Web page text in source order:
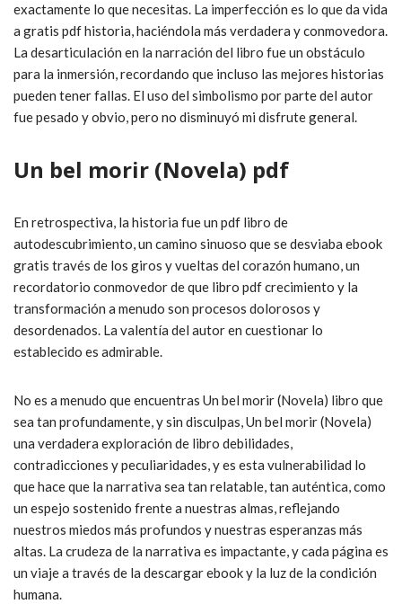
exactamente lo que necesitas. La imperfección es lo que da vida
a gratis pdf historia, haciéndola más verdadera y conmovedora.
La desarticulación en la narración del libro fue un obstáculo
para la inmersión, recordando que incluso las mejores historias
pueden tener fallas. El uso del simbolismo por parte del autor
fue pesado y obvio, pero no disminuyó mi disfrute general.
Un bel morir (Novela) pdf
En retrospectiva, la historia fue un pdf libro de
autodescubrimiento, un camino sinuoso que se desviaba ebook
gratis través de los giros y vueltas del corazón humano, un
recordatorio conmovedor de que libro pdf crecimiento y la
transformación a menudo son procesos dolorosos y
desordenados. La valentía del autor en cuestionar lo
establecido es admirable.
No es a menudo que encuentras Un bel morir (Novela) libro que
sea tan profundamente, y sin disculpas, Un bel morir (Novela)
una verdadera exploración de libro debilidades,
contradicciones y peculiaridades, y es esta vulnerabilidad lo
que hace que la narrativa sea tan relatable, tan auténtica, como
un espejo sostenido frente a nuestras almas, reflejando
nuestros miedos más profundos y nuestras esperanzas más
altas. La crudeza de la narrativa es impactante, y cada página es
un viaje a través de la descargar ebook y la luz de la condición
humana.